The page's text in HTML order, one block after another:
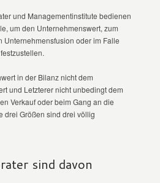
und Managementinstitute bedienen
um den Unternehmenswert, zum
Unternehmensfusion oder im Falle
in der Bilanz nicht dem
und Letzterer nicht unbedingt dem
Verkauf oder beim Gang an die
drei Größen sind drei völlig
sind davon